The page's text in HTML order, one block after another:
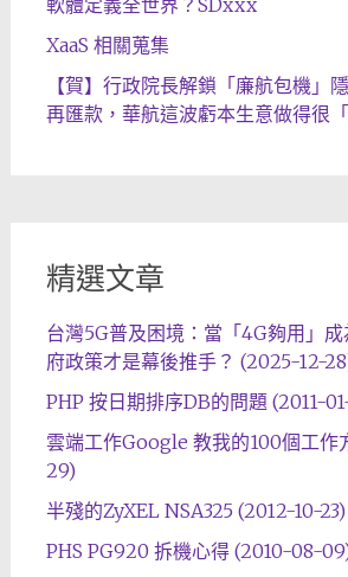
XaaS 相關蒐集
【賀】行政院長解鎖「廉航包機」
再匯款，華航這波虧本生意做得很
精選文章
台灣5G普及困境：當「4G夠用」
府政策才是幕後推手？ (2025-12-
PHP 按日期排序DB的問題 (2011-
雲端工作Google 教我的100個工作
29)
半殘的ZyXEL NSA325 (2012-10-23)
PHS PG920 拆機心得 (2010-08-